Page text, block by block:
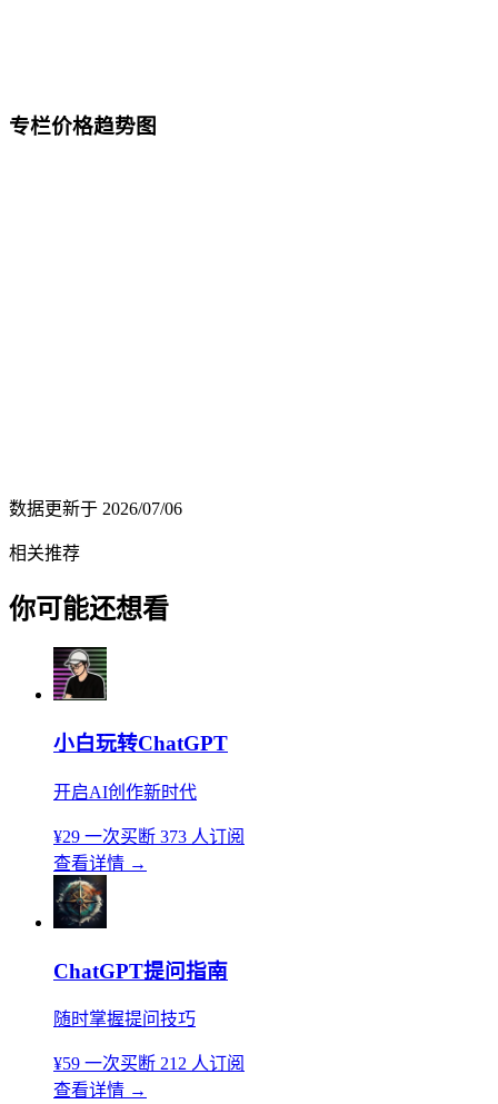
专栏价格趋势图
数据更新于 2026/07/06
相关推荐
你可能还想看
小白玩转ChatGPT
开启AI创作新时代
¥29 一次买断 373 人订阅
查看详情 →
ChatGPT提问指南
随时掌握提问技巧
¥59 一次买断 212 人订阅
查看详情 →